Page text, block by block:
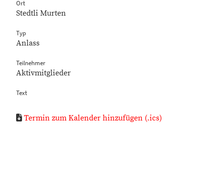
Ort
Stedtli Murten
Typ
Anlass
Teilnehmer
Aktivmitglieder
Text
Termin zum Kalender hinzufügen (.ics)